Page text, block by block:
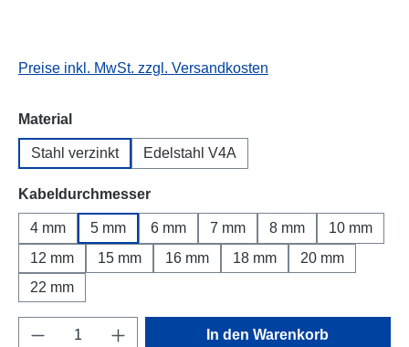
Preise inkl. MwSt. zzgl. Versandkosten
Materialauswählen
Stahl verzinkt Edelstahl V4A
Kabeldurchmesserauswählen
4 mm 5 mm 6 mm 7 mm 8 mm
10 mm
12 mm
15 mm 16 mm 18 mm
20 mm
22 mm
Produkt Anzahl: Gib den gewünschten
In den Warenkorb